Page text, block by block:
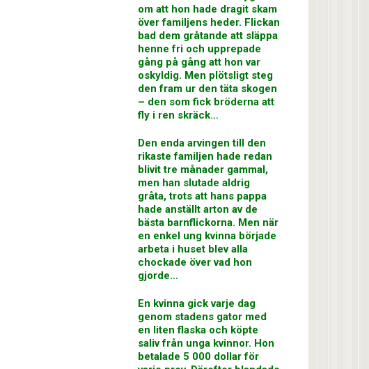
om att hon hade dragit skam
över familjens heder. Flickan
bad dem gråtande att släppa
henne fri och upprepade
gång på gång att hon var
oskyldig. Men plötsligt steg
den fram ur den täta skogen
– den som fick bröderna att
fly i ren skräck…
Den enda arvingen till den
rikaste familjen hade redan
blivit tre månader gammal,
men han slutade aldrig
gråta, trots att hans pappa
hade anställt arton av de
bästa barnflickorna. Men när
en enkel ung kvinna började
arbeta i huset blev alla
chockade över vad hon
gjorde…
En kvinna gick varje dag
genom stadens gator med
en liten flaska och köpte
saliv från unga kvinnor. Hon
betalade 5 000 dollar för